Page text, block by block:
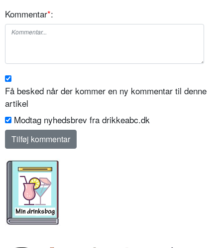
Kommentar*:
Få besked når der kommer en ny kommentar til denne
artikel
Modtag nyhedsbrev fra drikkeabc.dk